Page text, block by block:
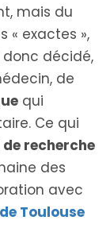
mais du
« exactes »,
décidé,
de
qui
Ce qui
recherche
des
avec
Toulouse